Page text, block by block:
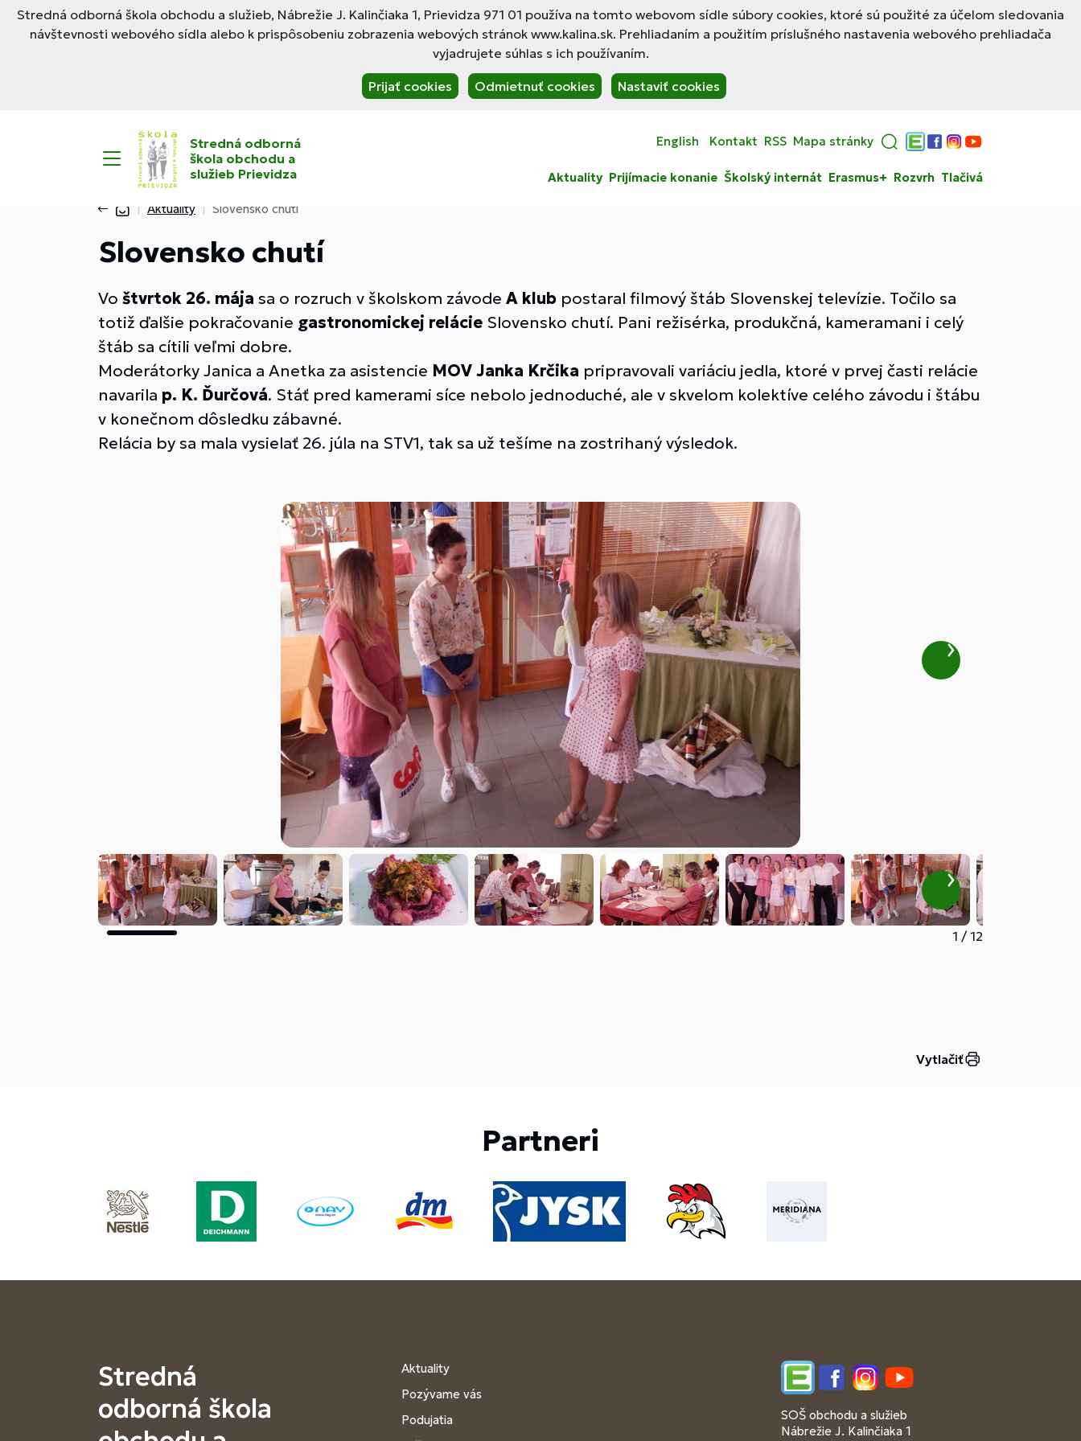
Stredná odborná škola obchodu a služieb, Nábrežie J. Kalinčiaka 1, Prievidza 971 01 používa na tomto webovom sídle súbory cookies, ktoré sú použité za účelom sledovania
návštevnosti webového sídla alebo k prispôsobeniu zobrazenia webových stránok www.kalina.sk. Prehliadaním a použitím príslušného nastavenia webového prehliadača
vyjadrujete súhlas s ich používaním.
Prijať cookies Odmietnuť cookies Nastaviť cookies
Stredná odborná
škola obchodu a
služieb Prievidza
English Kontakt RSS Mapa stránky
Edupage
Facebook
Instagram
YouTube
Aktuality Prijímacie konanie Školský internát Erasmus+ Rozvrh Tlačivá
Aktuality Slovensko chutí
Slovensko chutí
Vo štvrtok 26. mája sa o rozruch v školskom závode A klub postaral filmový štáb Slovenskej televízie. Točilo sa
totiž ďalšie pokračovanie gastronomickej relácie Slovensko chutí. Pani režisérka, produkčná, kameramani i celý
štáb sa cítili veľmi dobre.
Moderátorky Janica a Anetka za asistencie MOV Janka Krčika pripravovali variáciu jedla, ktoré v prvej časti relácie
navarila p. K. Ďurčová. Stáť pred kamerami síce nebolo jednoduché, ale v skvelom kolektíve celého závodu i štábu
v konečnom dôsledku zábavné.
Relácia by sa mala vysielať 26. júla na STV1, tak sa už tešíme na zostrihaný výsledok.
1 / 12
Vytlačiť
Partneri
Stredná
odborná škola
Aktuality
Pozývame vás
Podujatia
EdupageFacebookInstagramYouTube
SOŠ obchodu a služieb
Nábrežie J. Kalinčiaka 1